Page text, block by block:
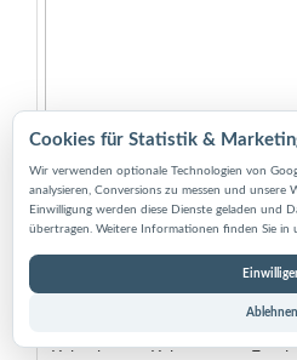
Snowboard Santa
noch schnell ein paar
für einen Adventskalender hat
er damit jemandem eine Freude
Cookies für Statistik &
Wir verwenden optionale Technologien von
analysieren, Conversions zu messen und unsere
Einwilligung werden diese Dienste geladen und
übertragen. Weitere Informationen finden Sie in
Ablehnen